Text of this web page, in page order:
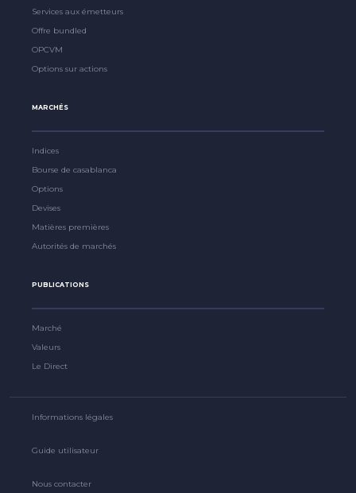
Services aux émetteurs
Offre bundled
OPCVM
Options sur actions
MARCHÉS
Indices
Bourse de casablanca
Options
Devises
Matières premières
Autorités de marchés
PUBLICATIONS
Marché
Valeurs
Le Direct
Informations légales
Guide utilisateur
Nous contacter